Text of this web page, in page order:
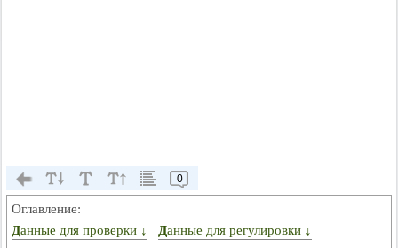
0
Оглавление:
Данные для проверки ↓
Данные для регулировки ↓